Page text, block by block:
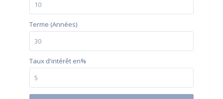
Terme (Années)
Taux d'intérêt en%